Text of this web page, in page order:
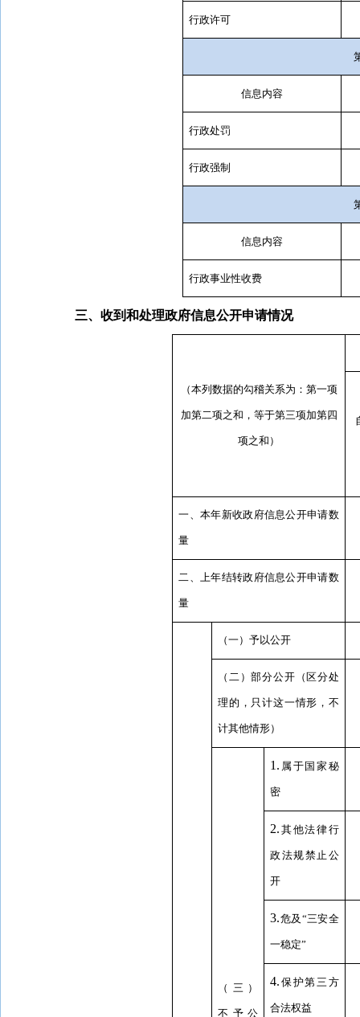
行政许可
信息内容
行政处罚
行政强制
信息内容
行政事业性收费
三、收到和处理政府信息公开申请情况
（本列数据的勾稽关系为：第一项
加第二项之和，等于第三项加第四
项之和）
一、本年新收政府信息公开申请数
量
二、上年结转政府信息公开申请数
量
（一）予以公开
（二）部分公开（区分处
理的，只计这一情形，不
计其他情形）
（三）
不予公
1. 属于国家秘
密
2. 其他法律行
政法规禁止公
开
3.危及“三安全
一稳定”
4. 保护第三方
合法权益